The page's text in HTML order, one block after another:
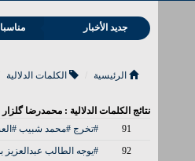
جديد الأخبار
الرئيسية الكلمات الدلالية
نتائج الكلمات الدلالية : محمدرضا گلزار
91
#تخرج #محمد شبيب
92
#يوجه الطالب عبدالعزيز